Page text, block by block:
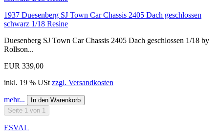
1937 Duesenberg SJ Town Car Chassis 2405 Dach geschlossen
schwarz 1/18 Resine
Duesenberg SJ Town Car Chassis 2405 Dach geschlossen 1/18 by
Rollson...
EUR 339,00
inkl. 19 % USt zzgl. Versandkosten
mehr...
In den Warenkorb
Seite 1 von 1
ESVAL